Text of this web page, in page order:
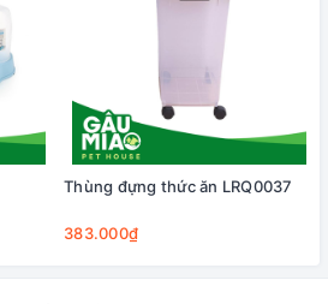
Thùng đựng thức ăn LRQ0037
383.000₫